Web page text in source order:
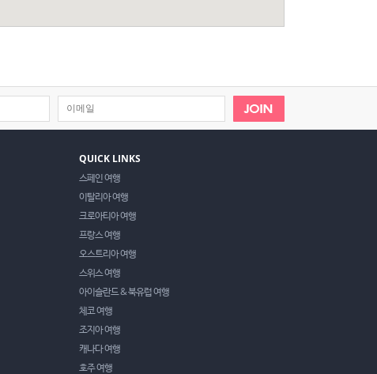
QUICK LINKS
스페인 여행
이탈리아 여행
크로아티아 여행
프랑스 여행
오스트리아 여행
스위스 여행
아이슬란드 & 북유럽 여행
체코 여행
조지아 여행
캐나다 여행
호주 여행